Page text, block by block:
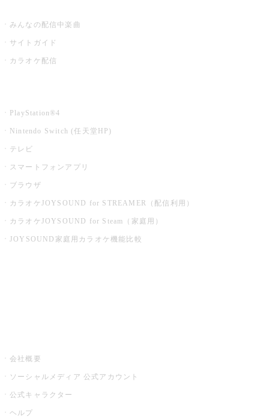
みんなの配信中楽曲
サイトガイド
カラオケ配信
PlayStation®4
Nintendo Switch (任天堂HP)
テレビ
スマートフォンアプリ
ブラウザ
カラオケJOYSOUND for STREAMER（配信利用）
カラオケJOYSOUND for Steam（家庭用）
JOYSOUND家庭用カラオケ機能比較
会社概要
ソーシャルメディア 公式アカウント
公式キャラクター
ヘルプ